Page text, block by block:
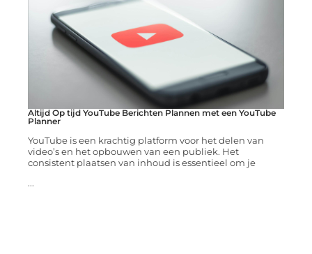
Altijd Op tijd YouTube Berichten Plannen met een YouTube
Planner
YouTube is een krachtig platform voor het delen van
video’s en het opbouwen van een publiek. Het
consistent plaatsen van inhoud is essentieel om je
...